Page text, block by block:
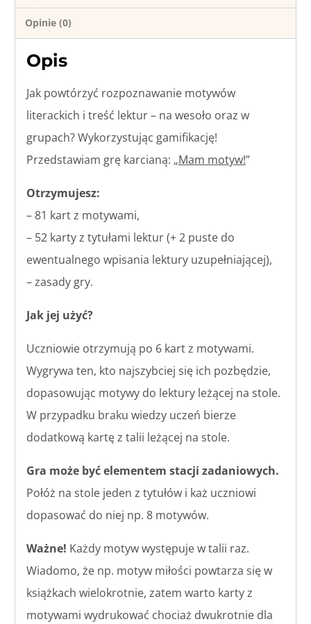
Opinie (0)
Opis
Jak powtórzyć rozpoznawanie motywów
literackich i treść lektur – na wesoło oraz w
grupach? Wykorzystując gamifikację!
Przedstawiam grę karcianą: „Mam motyw!”
Otrzymujesz:
– 81 kart z motywami,
– 52 karty z tytułami lektur (+ 2 puste do
ewentualnego wpisania lektury uzupełniającej),
– zasady gry.
Jak jej użyć?
Uczniowie otrzymują po 6 kart z motywami.
Wygrywa ten, kto najszybciej się ich pozbędzie,
dopasowując motywy do lektury leżącej na stole.
W przypadku braku wiedzy uczeń bierze
dodatkową kartę z talii leżącej na stole.
Gra może być elementem stacji zadaniowych.
Połóż na stole jeden z tytułów i każ uczniowi
dopasować do niej np. 8 motywów.
Ważne! Każdy motyw występuje w talii raz.
Wiadomo, że np. motyw miłości powtarza się w
książkach wielokrotnie, zatem warto karty z
motywami wydrukować chociaż dwukrotnie dla